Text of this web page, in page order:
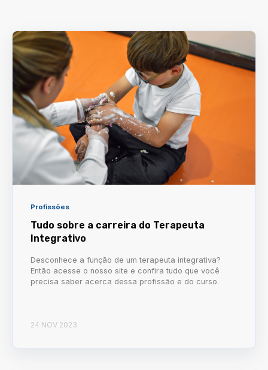
Profissões
Tudo sobre a carreira do Terapeuta
Integrativo
Desconhece a função de um terapeuta integrativa?
Então acesse o nosso site e confira tudo que você
precisa saber acerca dessa profissão e do curso.
24 NOV 2023